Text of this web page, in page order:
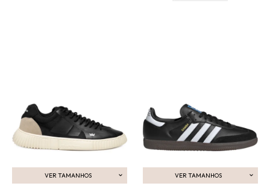
VER TAMANHOS
ADICIONAR AO CARRINHO
VER TAMANHOS
ADICIONAR AO CARRINHO